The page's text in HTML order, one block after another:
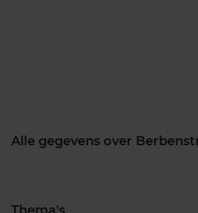
Alle gegevens over
Thema's